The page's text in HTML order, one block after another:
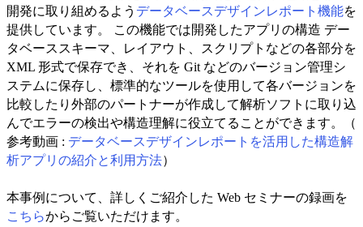
開発に取り組めるよう データベースデザインレポート機能を
提供しています。 この機能では開発したアプリの構造 デー
タベーススキーマ、レイアウト、スクリプトなどの各部分を
XML 形式で保存でき、それを Git などのバージョン管理シ
ステムに保存し、標準的なツールを使用して各バージョンを
比較したり外部のパートナーが作成して解析ソフトに取り込
んでエラーの検出や構造理解に役立てることができます。（
参考動画 : データベースデザインレポートを活用した構造解
析アプリの紹介と利用方法）
本事例について、詳しくご紹介した Web セミナーの録画を
こちらからご覧いただけます。